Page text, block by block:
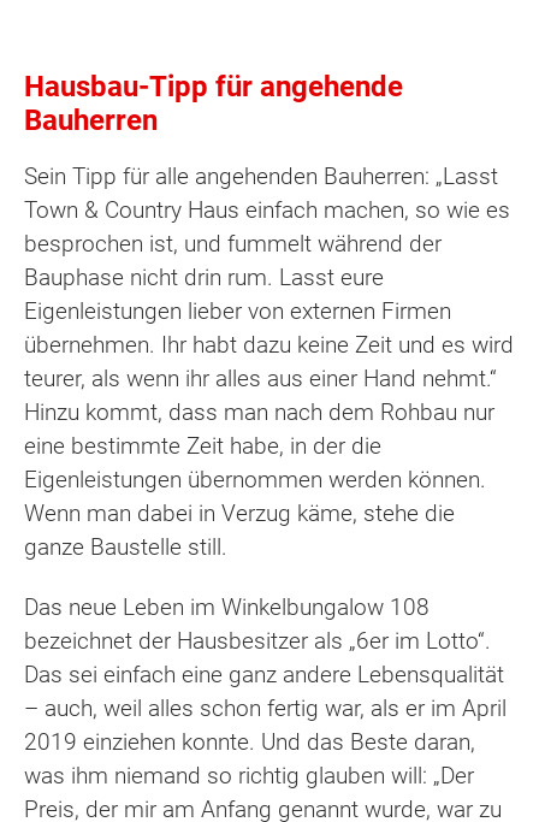
Hausbau-Tipp für angehende
Bauherren
Sein Tipp für alle angehenden Bauherren: „Lasst
Town & Country Haus einfach machen, so wie es
besprochen ist, und fummelt während der
Bauphase nicht drin rum. Lasst eure
Eigenleistungen lieber von externen Firmen
übernehmen. Ihr habt dazu keine Zeit und es wird
teurer, als wenn ihr alles aus einer Hand nehmt.“
Hinzu kommt, dass man nach dem Rohbau nur
eine bestimmte Zeit habe, in der die
Eigenleistungen übernommen werden können.
Wenn man dabei in Verzug käme, stehe die
ganze Baustelle still.
Das neue Leben im Winkelbungalow 108
bezeichnet der Hausbesitzer als „6er im Lotto“.
Das sei einfach eine ganz andere Lebensqualität
– auch, weil alles schon fertig war, als er im April
2019 einziehen konnte. Und das Beste daran,
was ihm niemand so richtig glauben will: „Der
Preis, der mir am Anfang genannt wurde, war zu